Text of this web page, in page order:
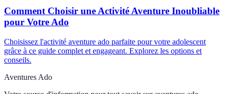
Comment Choisir une Activité Aventure Inoubliable
pour Votre Ado
Choisissez l'activité aventure ado parfaite pour votre adolescent
grâce à ce guide complet et engageant. Explorez les options et
conseils.
Aventures Ado